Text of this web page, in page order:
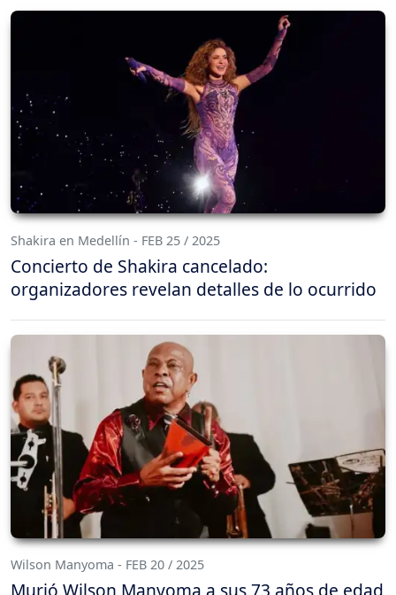
Shakira en Medellín - FEB 25 / 2025
Concierto de Shakira cancelado:
organizadores revelan detalles de lo ocurrido
Wilson Manyoma - FEB 20 / 2025
Murió Wilson Manyoma a sus 73 años de edad